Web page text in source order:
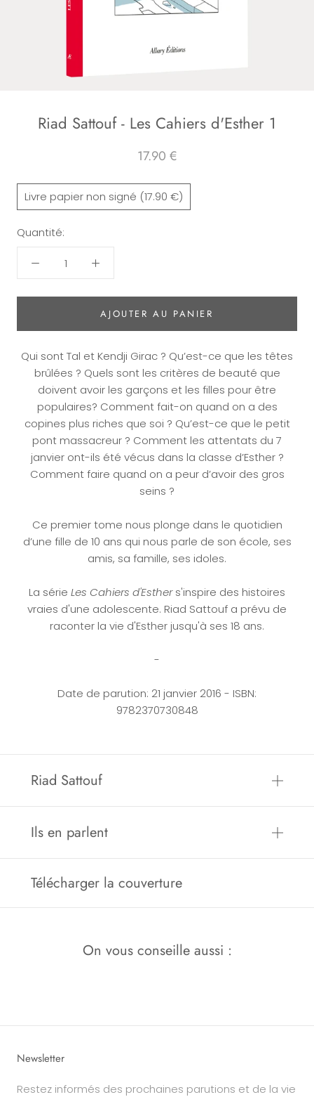
Riad Sattouf - Les Cahiers d'Esther 1
17.90 €
Livre papier non signé (17.90 €)
Quantité:
AJOUTER AU PANIER
Qui sont Tal et Kendji Girac ? Qu’est-ce que les têtes
brûlées ? Quels sont les critères de beauté que
doivent avoir les garçons et les filles pour être
populaires? Comment fait-on quand on a des
copines plus riches que soi ? Qu’est-ce que le petit
pont massacreur ? Comment les attentats du 7
janvier ont-ils été vécus dans la classe d’Esther ?
Comment faire quand on a peur d’avoir des gros
seins ?
Ce premier tome nous plonge dans le quotidien
d’une fille de 10 ans qui nous parle de son école, ses
amis, sa famille, ses idoles.
La série Les Cahiers d'Esthers'inspire des histoires
vraies d'une adolescente. Riad Sattouf a prévu de
raconter la vie d'Esther jusqu'à ses 18 ans.
-
Date de parution: 21 janvier 2016 - ISBN:
9782370730848
Riad Sattouf
Ils en parlent
Télécharger la couverture
On vous conseille aussi :
Newsletter
Restez informés des prochaines parutions et de la vie